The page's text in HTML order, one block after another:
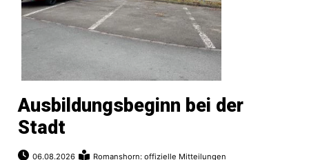
Ausbildungsbeginn bei der
Stadt
06.08.2026 Romanshorn: offizielle Mitteilungen